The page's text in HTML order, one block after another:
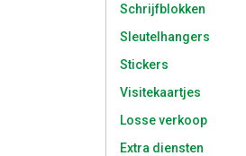
Schrijfblokken
Sleutelhangers
Stickers
Visitekaartjes
Losse verkoop
Extra diensten